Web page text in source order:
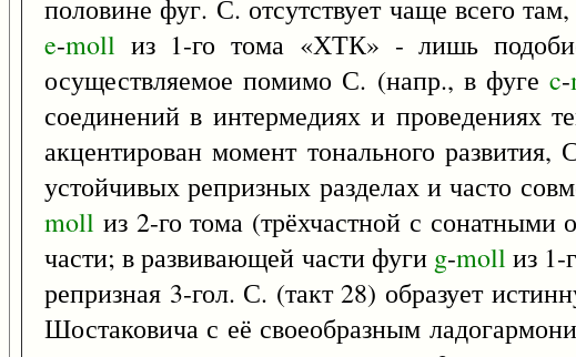
половине фуг. С. отсутствует чаще всего
e-moll из 1-го тома «ХТК» - лишь
осуществляемое помимо С. (напр., в фугеc-
соединений в интермедиях и проведениях
акцентирован момент тонального
устойчивых репризных разделах и часто
moll из 2-го тома (трёхчастной с
части; в развивающей части фуги g-moll из 1-
репризная 3-гол. С. (такт 28) образует
Шостаковича с её своеобразным